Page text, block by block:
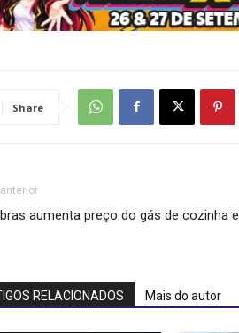
Share
aumenta preço do gás de cozinha
RELACIONADOS Mais do autor